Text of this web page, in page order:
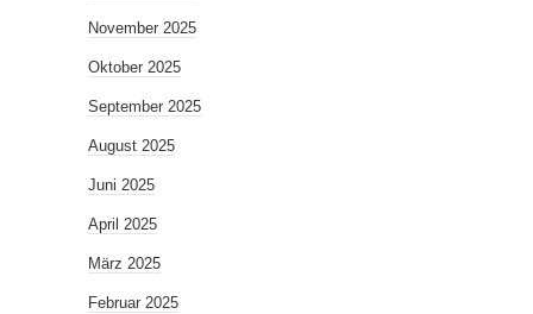
November 2025
Oktober 2025
September 2025
August 2025
Juni 2025
April 2025
März 2025
Februar 2025